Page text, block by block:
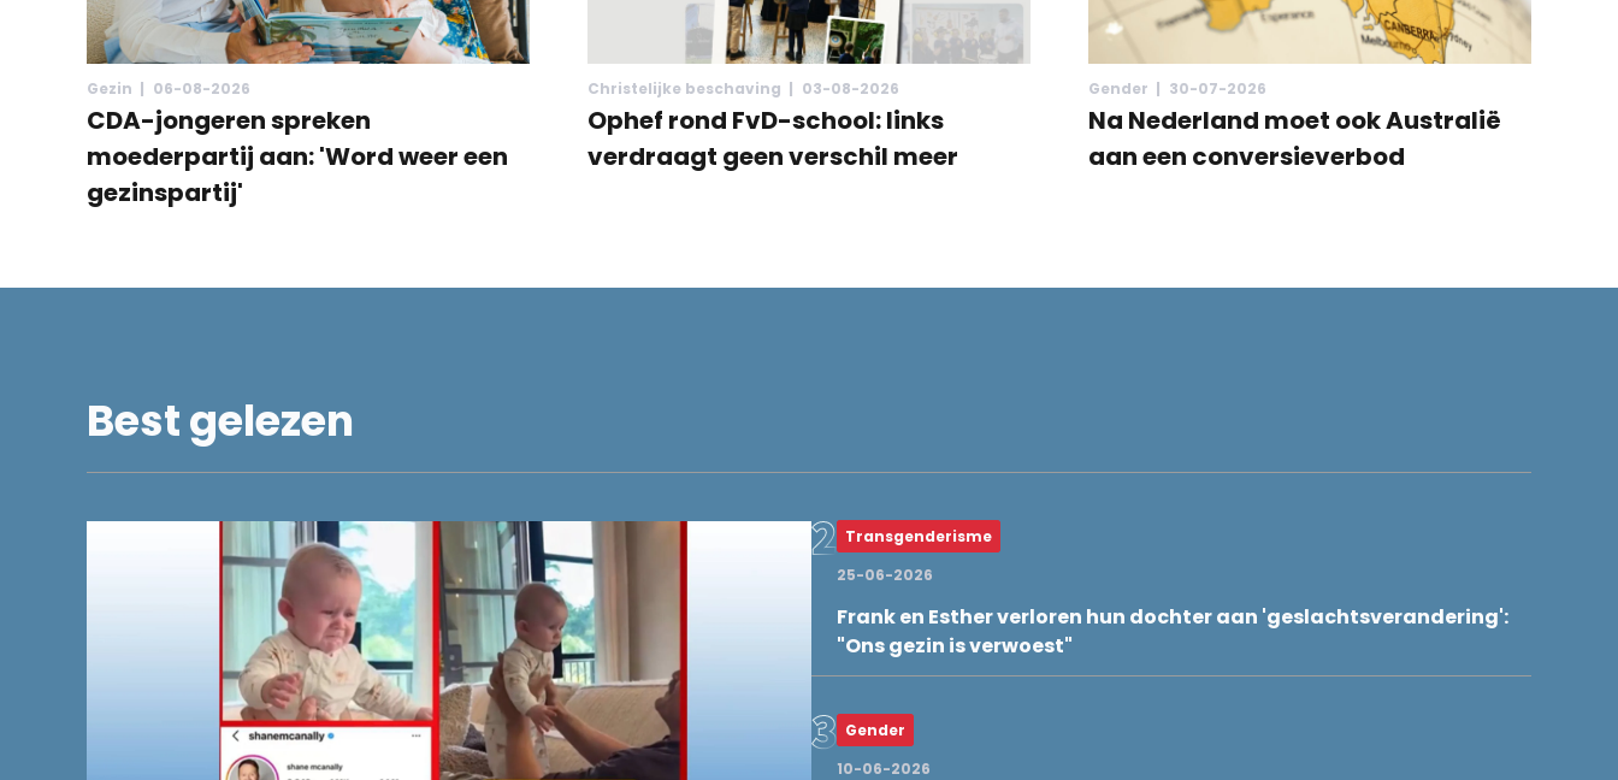
Gezin | 06-08-2026
CDA-jongeren spreken
moederpartij aan: 'Word weer een
gezinspartij'
Christelijke beschaving | 03-08-2026
Ophef rond FvD-school: links
verdraagt geen verschil meer
Gender | 30-07-2026
Na Nederland moet ook Australië
aan een conversieverbod
Best gelezen
Transgenderisme
25-06-2026
Frank en Esther verloren hun dochter aan 'geslachtsverandering':
"Ons gezin is verwoest"
Gender
10-06-2026